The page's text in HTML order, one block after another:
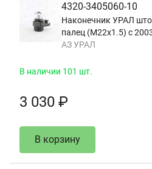
4320-3405060-10
Наконечник УРАЛ
палец (М22х1.5) с
АЗ УРАЛ
В наличии 101 шт.
3 030 ₽
В корзину